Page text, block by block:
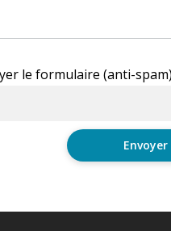
le formulaire (anti-